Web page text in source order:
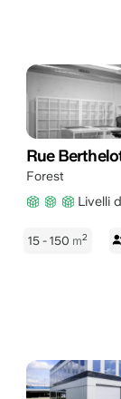
Rue
Forest
Livelli
15 - 150 m2